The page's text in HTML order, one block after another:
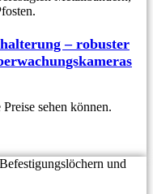
– robuster
sehen können.